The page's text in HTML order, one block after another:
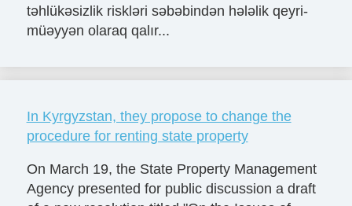
təhlükəsizlik riskləri səbəbindən hələlik qeyri-
müəyyən olaraq qalır...
In Kyrgyzstan, they propose to change the
procedure for renting state property
On March 19, the State Property Management
Agency presented for public discussion a draft